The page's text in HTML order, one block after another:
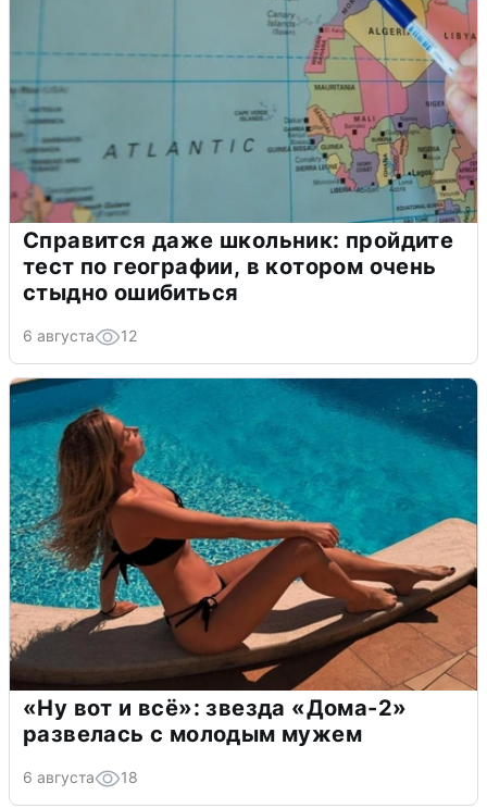
Справится даже школьник: пройдите
тест по географии, в котором очень
стыдно ошибиться
6 августа 12
«Ну вот и всё»: звезда «Дома-2»
развелась с молодым мужем
6 августа 18